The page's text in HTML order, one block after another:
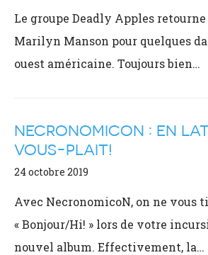
Le groupe Deadly Apples
Marilyn Manson pour quelques
ouest américaine. Toujours bien…
NECRONOMICON : EN
VOUS-PLAIT!
24 octobre 2019
Avec NecronomicoN, on ne vous
« Bonjour/Hi! » lors de votre
nouvel album. Effectivement, la…